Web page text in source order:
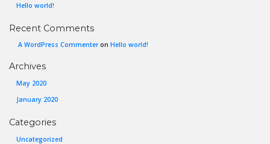
Hello world!
Recent Comments
A WordPress Commenteron Hello world!
Archives
May 2020
January 2020
Categories
Uncategorized